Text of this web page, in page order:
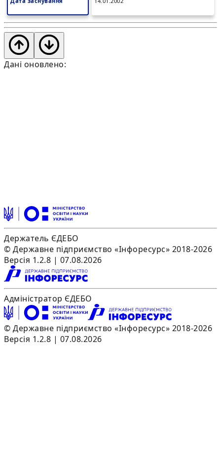
Дані оновлено:
Держатель ЄДЕБО
© Державне підприємство «Інфоресурс» 2018-2026
Версія 1.2.8 | 07.08.2026
Адміністратор ЄДЕБО
© Державне підприємство «Інфоресурс» 2018-2026
Версія 1.2.8 | 07.08.2026